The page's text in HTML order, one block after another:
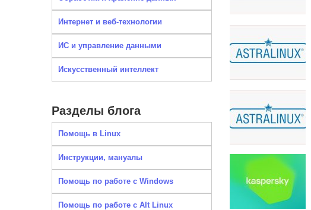
Интернет и веб-технологии
ИС и управление данными
Искусственный интеллект
Разделы блога
Помощь в Linux
Инструкции, мануалы
Помощь по работе с Windows
Помощь по работе с Alt Linux